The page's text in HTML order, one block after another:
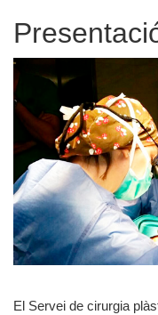
El Servei de cirurgia